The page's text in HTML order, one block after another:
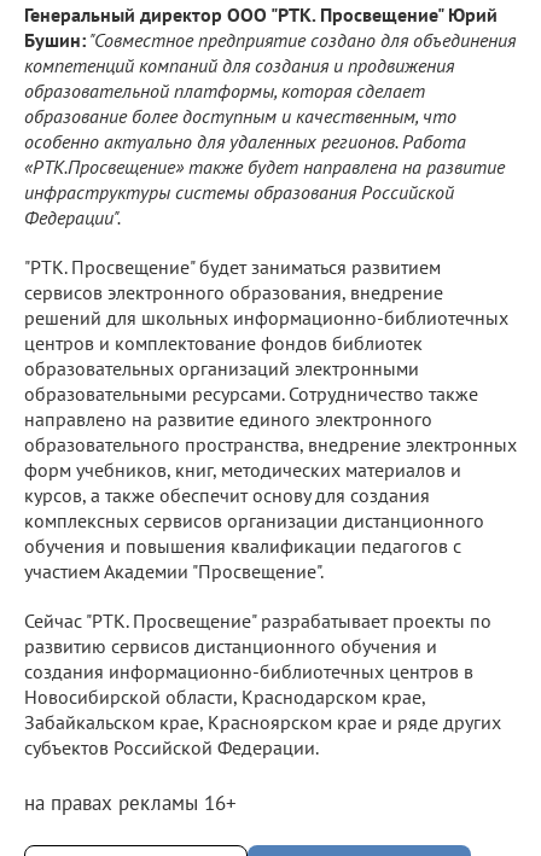
Генеральный директор ООО "РТК. Просвещение" Юрий
Бушин: "Совместное предприятие создано для объединения
компетенций компаний для создания и продвижения
образовательной платформы, которая сделает
образование более доступным и качественным, что
особенно актуально для удаленных регионов. Работа
«РТК.Просвещение» также будет направлена на развитие
инфраструктуры системы образования Российской
Федерации".
"РТК. Просвещение" будет заниматься развитием
сервисов электронного образования, внедрение
решений для школьных информационно-библиотечных
центров и комплектование фондов библиотек
образовательных организаций электронными
образовательными ресурсами. Сотрудничество также
направлено на развитие единого электронного
образовательного пространства, внедрение электронных
форм учебников, книг, методических материалов и
курсов, а также обеспечит основу для создания
комплексных сервисов организации дистанционного
обучения и повышения квалификации педагогов с
участием Академии "Просвещение".
Сейчас "РТК. Просвещение" разрабатывает проекты по
развитию сервисов дистанционного обучения и
создания информационно-библиотечных центров в
Новосибирской области, Краснодарском крае,
Забайкальском крае, Красноярском крае и ряде других
субъектов Российской Федерации.
на правах рекламы 16+